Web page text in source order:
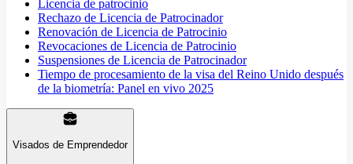
Licencia de patrocinio
Rechazo de Licencia de Patrocinador
Renovación de Licencia de Patrocinio
Revocaciones de Licencia de Patrocinio
Suspensiones de Licencia de Patrocinador
Tiempo de procesamiento de la visa del Reino Unido después
de la biometría: Panel en vivo 2025
Visados de Emprendedor